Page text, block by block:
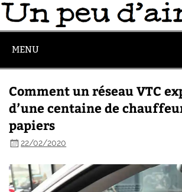
MENU
Comment un réseau VTC
d’une centaine de
papiers
22/02/2020